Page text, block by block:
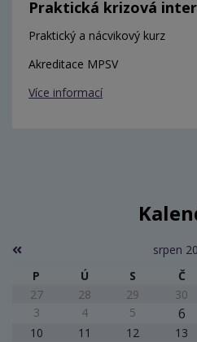
Praktická krizová
Praktický a nácvikový kurz
Akreditace MPSV
Více informací
srpen
P
Ú S Č
27
28 29 30
3
4 5 6
10
11 12 13